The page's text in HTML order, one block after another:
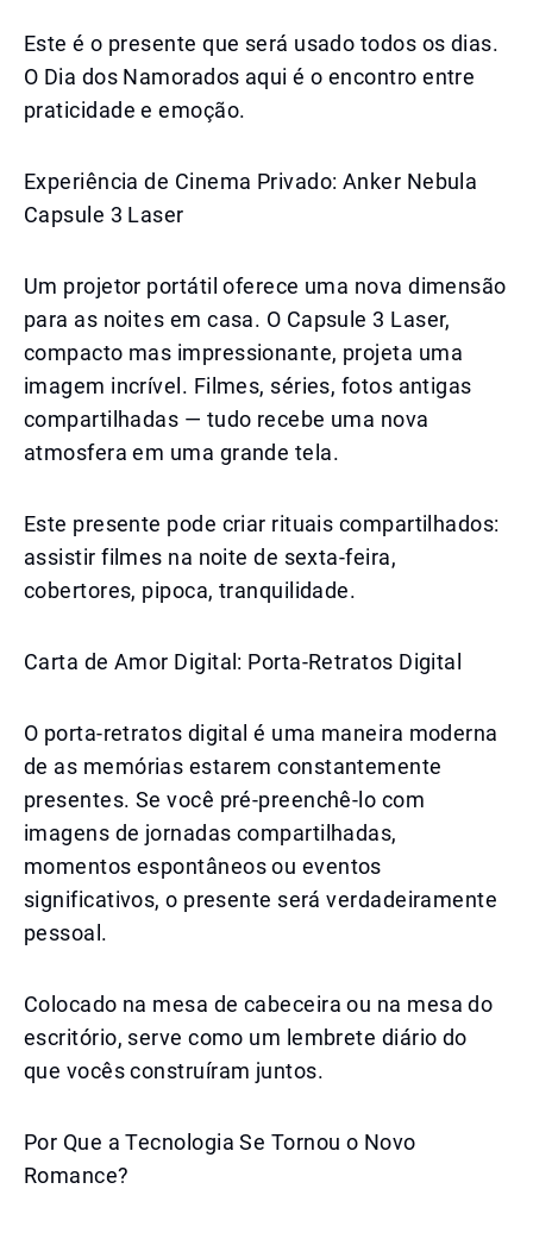
Este é o presente que será usado todos os dias.
O Dia dos Namorados aqui é o encontro entre
praticidade e emoção.
Experiência de Cinema Privado: Anker Nebula
Capsule 3 Laser
Um projetor portátil oferece uma nova dimensão
para as noites em casa. O Capsule 3 Laser,
compacto mas impressionante, projeta uma
imagem incrível. Filmes, séries, fotos antigas
compartilhadas — tudo recebe uma nova
atmosfera em uma grande tela.
Este presente pode criar rituais compartilhados:
assistir filmes na noite de sexta-feira,
cobertores, pipoca, tranquilidade.
Carta de Amor Digital: Porta-Retratos Digital
O porta-retratos digital é uma maneira moderna
de as memórias estarem constantemente
presentes. Se você pré-preenchê-lo com
imagens de jornadas compartilhadas,
momentos espontâneos ou eventos
significativos, o presente será verdadeiramente
pessoal.
Colocado na mesa de cabeceira ou na mesa do
escritório, serve como um lembrete diário do
que vocês construíram juntos.
Por Que a Tecnologia Se Tornou o Novo
Romance?